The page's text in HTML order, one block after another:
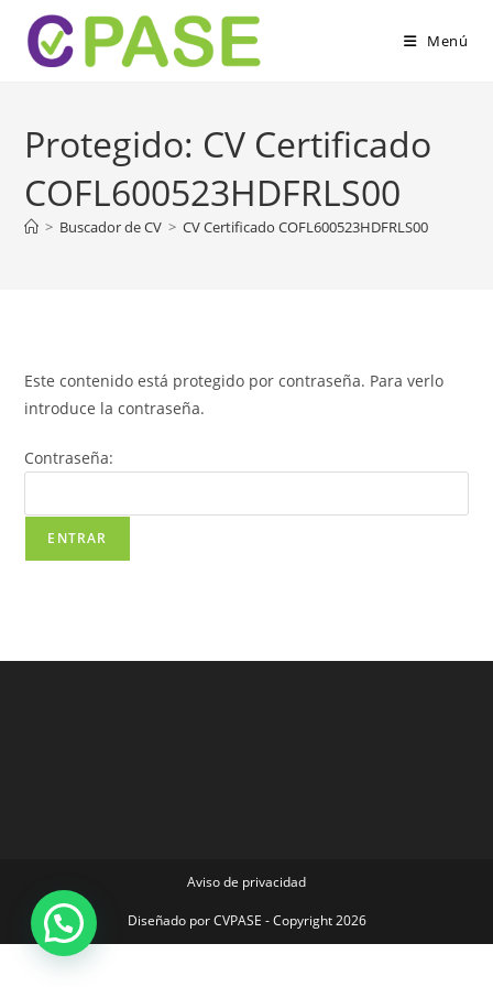
Menú
Protegido: CV Certificado
COFL600523HDFRLS00
> Buscador de CV > CV Certificado COFL600523HDFRLS00
Este contenido está protegido por contraseña. Para verlo
introduce la contraseña.
Contraseña:
Aviso de privacidad
Diseñado porCVPASE - Copyright 2026